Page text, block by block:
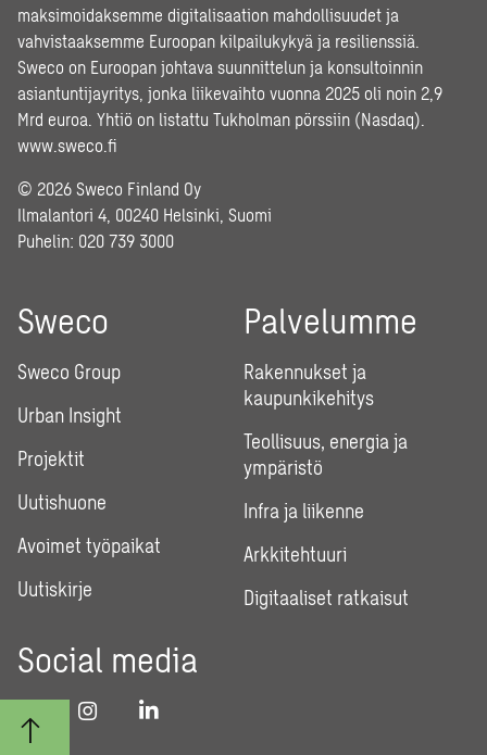
maksimoidaksemme digitalisaation mahdollisuudet ja
vahvistaaksemme Euroopan kilpailukykyä ja resilienssiä.
Sweco on Euroopan johtava suunnittelun ja konsultoinnin
asiantuntijayritys, jonka liikevaihto vuonna 2025 oli noin 2,9
Mrd euroa. Yhtiö on listattu Tukholman pörssiin (Nasdaq).
www.sweco.fi
© 2026 Sweco Finland Oy
Ilmalantori 4, 00240 Helsinki, Suomi
Puhelin: 020 739 3000
Sweco
Sweco Group
Urban Insight
Projektit
Uutishuone
Avoimet työpaikat
Uutiskirje
Palvelumme
Rakennukset ja
kaupunkikehitys
Teollisuus, energia ja
ympäristö
Infra ja liikenne
Arkkitehtuuri
Digitaaliset ratkaisut
Social media